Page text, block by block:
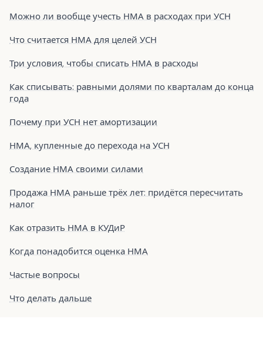
Можно ли вообще учесть НМА в расходах при УСН
Что считается НМА для целей УСН
Три условия, чтобы списать НМА в расходы
Как списывать: равными долями по кварталам до конца
года
Почему при УСН нет амортизации
НМА, купленные до перехода на УСН
Создание НМА своими силами
Продажа НМА раньше трёх лет: придётся пересчитать
налог
Как отразить НМА в КУДиР
Когда понадобится оценка НМА
Частые вопросы
Что делать дальше